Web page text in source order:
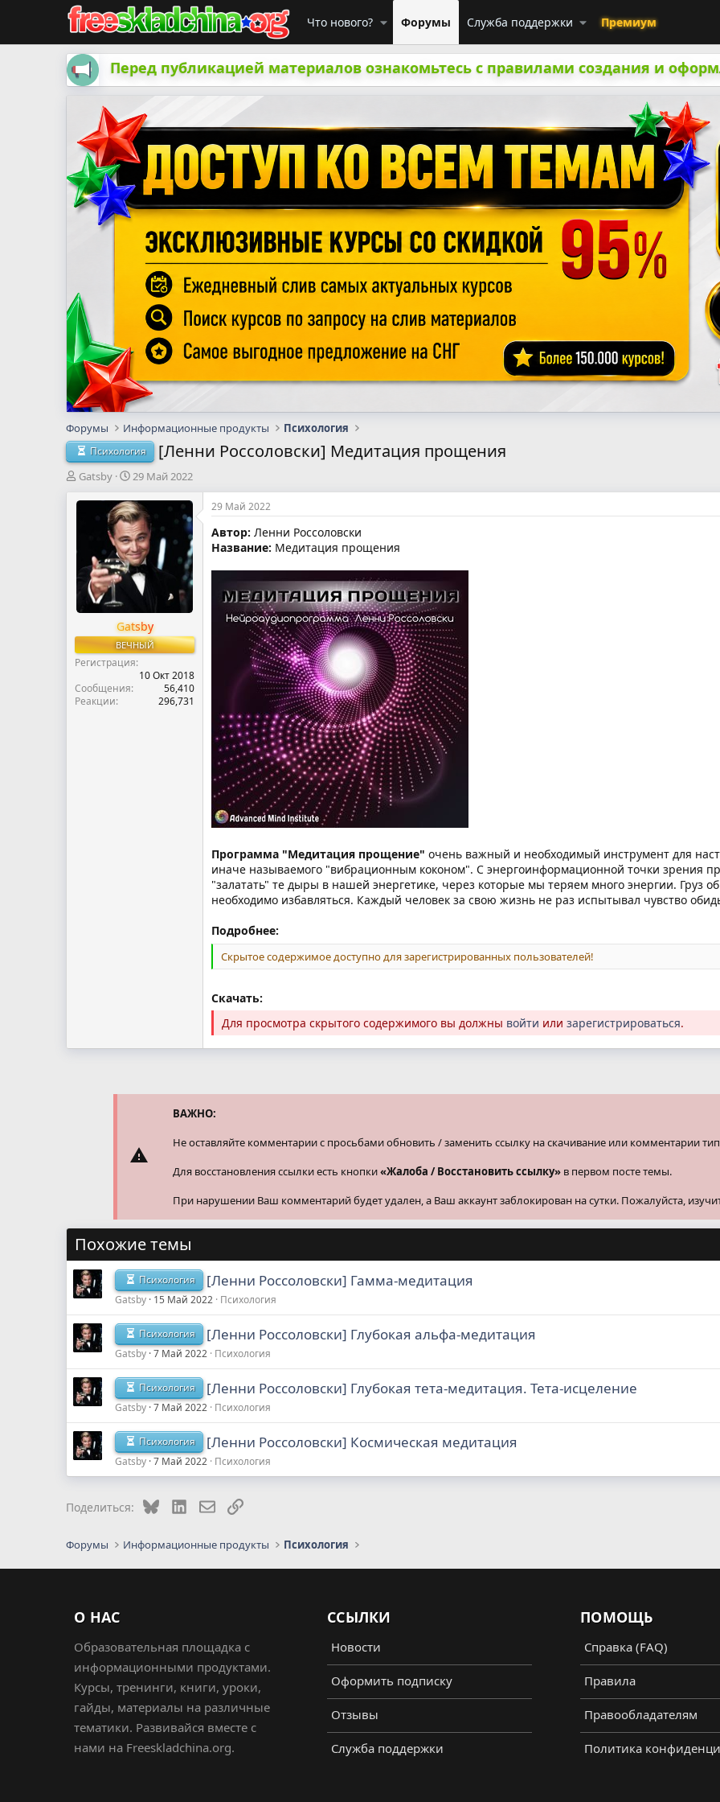
Что нового? Форумы Служба поддержки Премиум
Перед публикацией материалов ознакомьтесь с правилами создания и
Форумы Информационные продукты Психология
Психология [Ленни Россоловски] Медитация прощения
А
т
м
ы
Gatsby
Д
т
а
н
а
ч
а
л
29 Май 2022
Gatsby
ВЕЧНЫЙ
Регистрация
10 Окт 2018
Сообщения
56,410
Реакции
296,731
29 Май 2022
Автор: Ленни Россоловски
Название: Медитация прощения
Программа "Медитация прощение" очень важный и необходимый инструмент для
иначе называемого "вибрационным коконом". С энергоинформационной точки зрения
"залатать" те дыры в нашей энергетике, через которые мы теряем много энергии. Груз
необходимо избавляться. Каждый человек за свою жизнь не раз испытывал чувство
Подробнее:
Скрытое содержимое доступно для зарегистрированных пользователей!
Скачать:
Для просмотра скрытого содержимого вы должны войти или зарегистрироваться.
ВАЖНО:
Не оставляйте комментарии с просьбами обновить / заменить ссылку на скачивание или комментарии
Для восстановления ссылки есть кнопки«Жалоба / Восстановить ссылку» в первом посте темы.
При нарушении Ваш комментарий будет удален, а Ваш аккаунт заблокирован на сутки. Пожалуйста,
Похожие темы
Психология [Ленни Россоловски] Гамма-медитация
Gatsby 15 Май 2022 Психология
Психология [Ленни Россоловски] Глубокая альфа-медитация
Gatsby 7 Май 2022 Психология
Психология [Ленни Россоловски] Глубокая тета-медитация. Тета-исцеление
Gatsby 7 Май 2022 Психология
Психология [Ленни Россоловски] Космическая медитация
Gatsby 7 Май 2022 Психология
Поделиться: BlueskyLinkedInЭлектронная почта
Ссылка
Форумы Информационные продукты Психология
О НАС
Образовательная площадка с
информационными продуктами.
Курсы, тренинги, книги, уроки,
гайды, материалы на различные
тематики. Развивайся вместе с
нами на Freeskladchina.org.
ССЫЛКИ
Новости
Оформить подписку
Отзывы
Служба поддержки
ПОМОЩЬ
Справка (FAQ)
Правила
Правообладателям
Политика